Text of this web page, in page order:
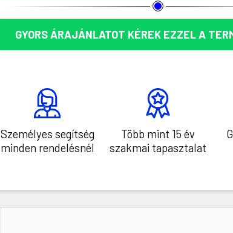
GYORS ÁRAJÁNLATOT KÉREK EZZEL A
Személyes segítség
minden rendelésnél
Több mint 15 év
szakmai tapasztalat